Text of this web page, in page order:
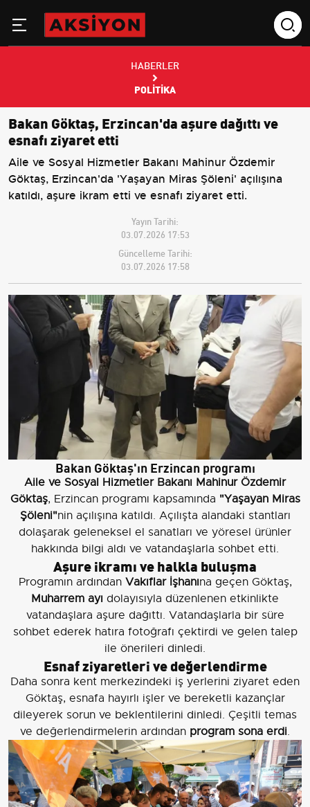
HABERLER
POLITIKA
Bakan Göktaş, Erzincan'da aşure dağıttı ve
esnafı ziyaret etti
Aile ve Sosyal Hizmetler Bakanı Mahinur Özdemir
Göktaş, Erzincan'da 'Yaşayan Miras Şöleni' açılışına
katıldı, aşure ikram etti ve esnafı ziyaret etti.
Yayın Tarihi:
03.07.2026 17:53
Güncelleme Tarihi:
03.07.2026 17:58
Bakan Göktaş'ın Erzincan programı
Aile ve Sosyal Hizmetler Bakanı Mahinur Özdemir
Göktaş, Erzincan programı kapsamında "Yaşayan Miras
Şöleni"nin açılışına katıldı. Açılışta alandaki stantları
dolaşarak geleneksel el sanatları ve yöresel ürünler
hakkında bilgi aldı ve vatandaşlarla sohbet etti.
Aşure ikramı ve halkla buluşma
Programın ardından Vakıflar İşhanına geçen Göktaş,
Muharrem ayı dolayısıyla düzenlenen etkinlikte
vatandaşlara aşure dağıttı. Vatandaşlarla bir süre
sohbet ederek hatıra fotoğrafı çektirdi ve gelen talep
ile önerileri dinledi.
Esnaf ziyaretleri ve değerlendirme
Daha sonra kent merkezindeki iş yerlerini ziyaret eden
Göktaş, esnafa hayırlı işler ve bereketli kazançlar
dileyerek sorun ve beklentilerini dinledi. Çeşitli temas
ve değerlendirmelerin ardından program sona erdi.